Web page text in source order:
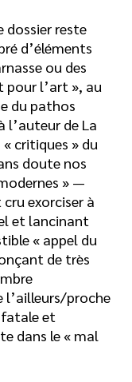
dossier reste
d’éléments
ou des
pour l’art », au
du pathos
l’auteur de La
« critiques » du
doute nos
» —
exorciser à
et lancinant
« appel du
de très
l’ailleurs/proche
et
dans le « mal